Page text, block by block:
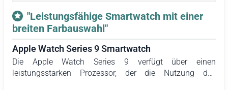
"Leistungsfähige Smartwatch mit einer
breiten Farbauswahl"
Apple Watch Series 9 Smartwatch
Die Apple Watch Series 9 verfügt über einen
leistungsstarken Prozessor, der die Nutzung des